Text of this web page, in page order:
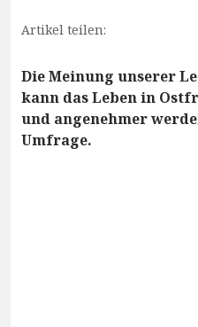
Artikel teilen:
Die Meinung unserer
kann das Leben in
und angenehmer
Umfrage.